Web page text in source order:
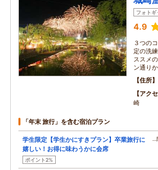
フォトギ
4.9
３つの
定の洗
ススメ
ン通り
住所
アク
崎
「年末 旅行」を含む宿泊プラン
学生限定【学生かにすきプラン】卒業旅行に
嬉しい！お得に味わうかに会席
ポイント2%
…